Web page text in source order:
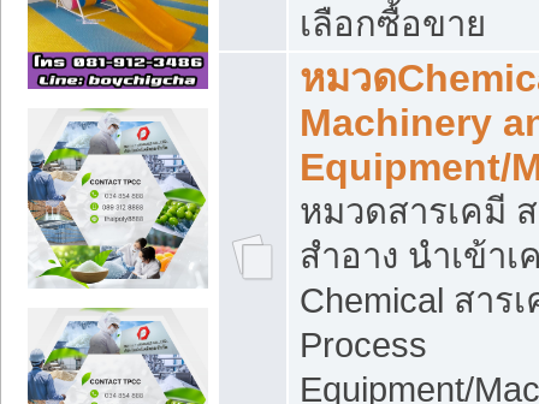
เลือกซื้อขาย
หมวด
Machinery
Equipment/
หมวดสารเคมี
สำอาง นำเข้
Chemical สาร
Process
Equipment/